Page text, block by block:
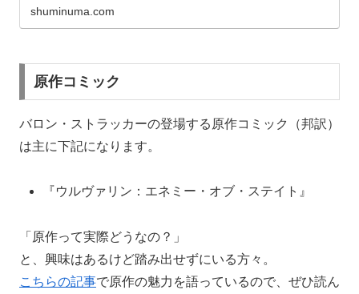
shuminuma.com
原作コミック
バロン・ストラッカーの登場する原作コミック（邦訳）
は主に下記になります。
『ウルヴァリン：エネミー・オブ・ステイト』
「原作って実際どうなの？」
と、興味はあるけど踏み出せずにいる方々。
こちらの記事で原作の魅力を語っているので、ぜひ読ん